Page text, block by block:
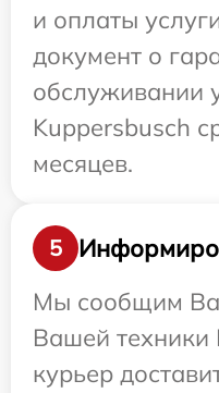
и оплаты
документ о
обслуживании
Kuppersbusch
месяцев.
5
Мы сообщим
Вашей техники
курьер